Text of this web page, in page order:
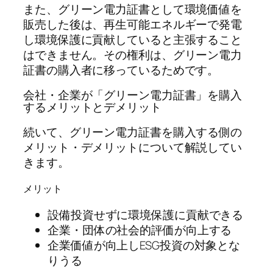
また、グリーン電力証書として環境価値を
販売した後は、再生可能エネルギーで発電
し環境保護に貢献していると主張すること
はできません。その権利は、グリーン電力
証書の購入者に移っているためです。
会社・企業が「グリーン電力証書」を購入
するメリットとデメリット
続いて、グリーン電力証書を購入する側の
メリット・デメリットについて解説してい
きます。
メリット
設備投資せずに環境保護に貢献できる
企業・団体の社会的評価が向上する
企業価値が向上しESG投資の対象とな
りうる